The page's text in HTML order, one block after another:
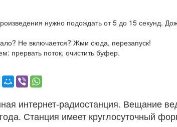
нужно подождать от 5 до 15 секунд.
Не включается? Жми сюда, перезапуск!
прервать поток, очистить буфер.
интернет-радиостанция. Вещание
Станция имеет круглосуточный